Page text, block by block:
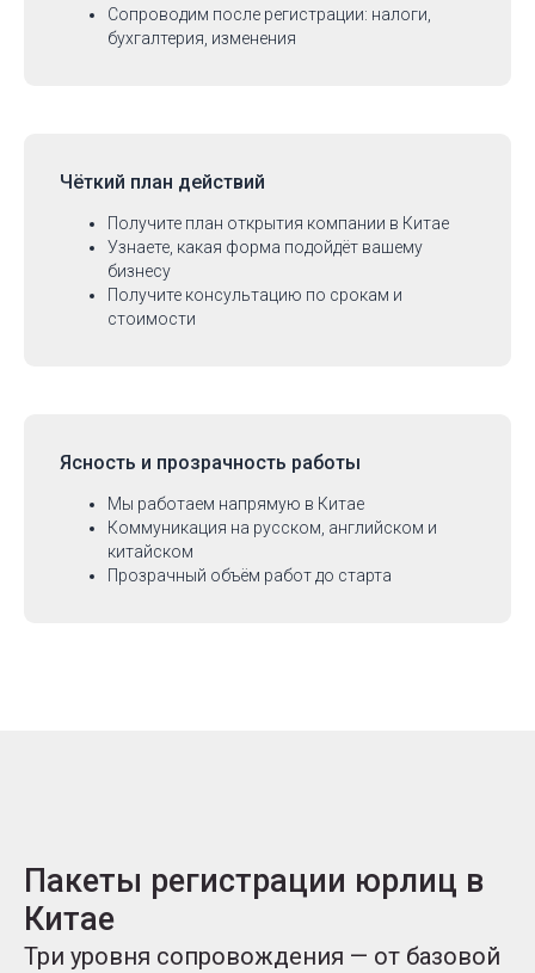
Сопроводим после регистрации: налоги,
бухгалтерия, изменения
Чёткий план действий
Получите план открытия компании в Китае
Узнаете, какая форма подойдёт вашему
бизнесу
Получите консультацию по срокам и
стоимости
Ясность и прозрачность работы
Мы работаем напрямую в Китае
Коммуникация на русском, английском и
китайском
Прозрачный объём работ до старта
Пакеты регистрации юрлиц в
Китае
Три уровня сопровождения — от базовой